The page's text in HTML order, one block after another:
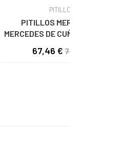
PITILLOS
PITILLOS MERCEDITAS
MERCEDES DE CUÑA EN CHAROL
67,46 €74,95 €